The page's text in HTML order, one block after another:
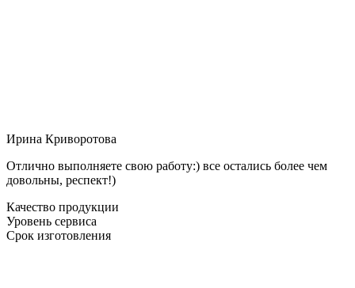
Ирина Криворотова
Отлично выполняете свою работу:) все остались более чем
довольны, респект!)
Качество продукции
Уровень сервиса
Срок изготовления